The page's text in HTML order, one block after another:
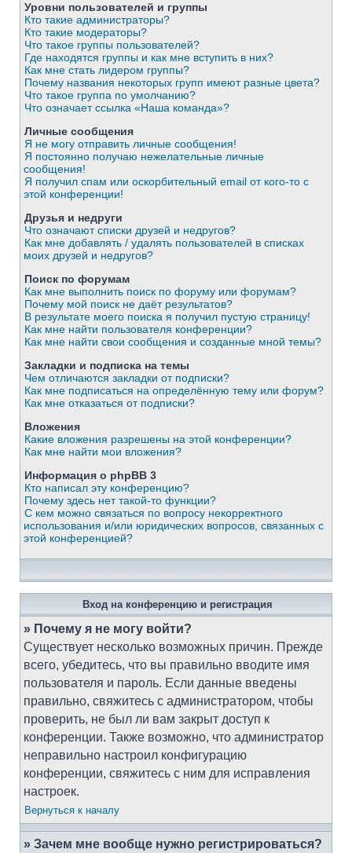
Уровни пользователей и группы
Кто такие администраторы?
Кто такие модераторы?
Что такое группы пользователей?
Где находятся группы и как мне вступить в них?
Как мне стать лидером группы?
Почему названия некоторых групп имеют разные цвета?
Что такое группа по умолчанию?
Что означает ссылка «Наша команда»?
Личные сообщения
Я не могу отправить личные сообщения!
Я постоянно получаю нежелательные личные
сообщения!
Я получил спам или оскорбительный email от кого-то с
этой конференции!
Друзья и недруги
Что означают списки друзей и недругов?
Как мне добавлять / удалять пользователей в списках
моих друзей и недругов?
Поиск по форумам
Как мне выполнить поиск по форуму или форумам?
Почему мой поиск не даёт результатов?
В результате моего поиска я получил пустую страницу!
Как мне найти пользователя конференции?
Как мне найти свои сообщения и созданные мной темы?
Закладки и подписка на темы
Чем отличаются закладки от подписки?
Как мне подписаться на определённую тему или форум?
Как мне отказаться от подписки?
Вложения
Какие вложения разрешены на этой конференции?
Как мне найти мои вложения?
Информация о phpBB 3
Кто написал эту конференцию?
Почему здесь нет такой-то функции?
С кем можно связаться по вопросу некорректного
использования и/или юридических вопросов, связанных с
этой конференцией?
Вход на конференцию и регистрация
» Почему я не могу войти?
Существует несколько возможных причин. Прежде
всего, убедитесь, что вы правильно вводите имя
пользователя и пароль. Если данные введены
правильно, свяжитесь с администратором, чтобы
проверить, не был ли вам закрыт доступ к
конференции. Также возможно, что администратор
неправильно настроил конфигурацию
конференции, свяжитесь с ним для исправления
настроек.
Вернуться к началу
» Зачем мне вообще нужно регистрироваться?